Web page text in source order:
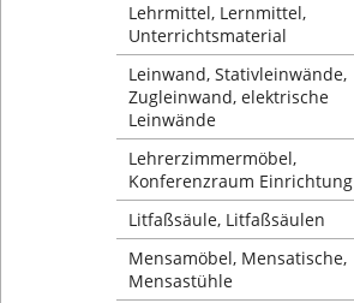
Lehrmittel, Lernmittel,
Unterrichtsmaterial
Leinwand, Stativleinwände,
Zugleinwand, elektrische
Leinwände
Lehrerzimmermöbel,
Konferenzraum Einrichtung
Litfaßsäule, Litfaßsäulen
Mensamöbel, Mensatische,
Mensastühle